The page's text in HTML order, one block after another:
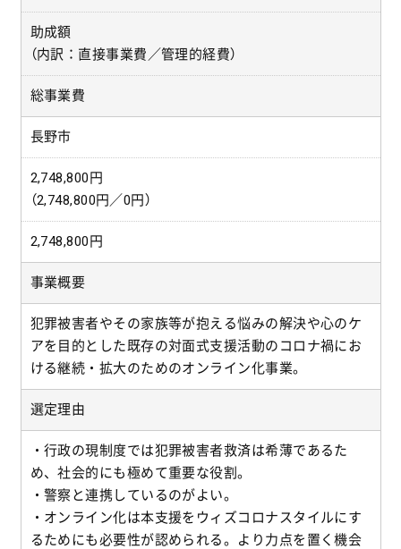
助成額
（内訳：直接事業費／管理的経費）
総事業費
長野市
2,748,800円
（2,748,800円／0円）
2,748,800円
事業概要
犯罪被害者やその家族等が抱える悩みの解決や心のケ
アを目的とした既存の対面式支援活動のコロナ禍にお
ける継続・拡大のためのオンライン化事業。
選定理由
・行政の現制度では犯罪被害者救済は希薄であるた
め、社会的にも極めて重要な役割。
・警察と連携しているのがよい。
・オンライン化は本支援をウィズコロナスタイルにす
るためにも必要性が認められる。より力点を置く機会